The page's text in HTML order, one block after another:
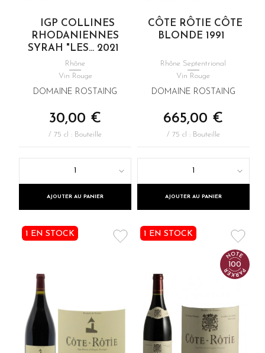
IGP COLLINES
RHODANIENNES
SYRAH "LES... 2021
Rhône
Vin Rouge
DOMAINE ROSTAING
30,00 €
/ 75 cl : Bouteille
1
AJOUTER AU PANIER
CÔTE RÔTIE CÔTE
BLONDE 1991
Rhône Septentrional
Vin Rouge
DOMAINE ROSTAING
665,00 €
/ 75 cl : Bouteille
1
AJOUTER AU PANIER
1 EN STOCK 1 EN STOCK
100